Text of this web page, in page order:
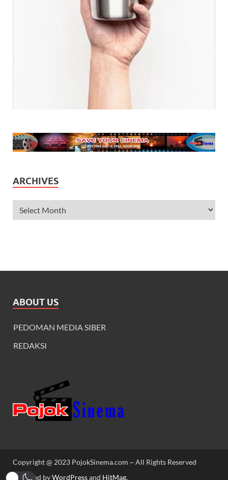
ARCHIVES
ABOUT US
PEDOMAN MEDIA SIBER
REDAKSI
Copyright @ 2023 PojokSinema.com ~ All Rights Reserved
Powered byWordPressand HitMag.